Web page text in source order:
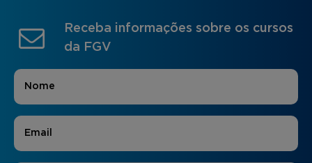
Receba informações sobre os cursos
da FGV
Nome
E-mail